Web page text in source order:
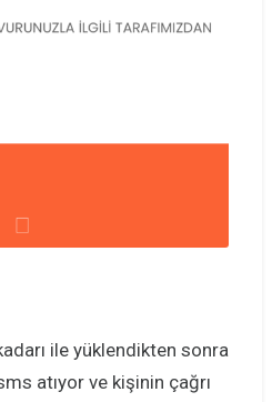
ile yüklendikten sonra
atıyor ve kişinin çağrı